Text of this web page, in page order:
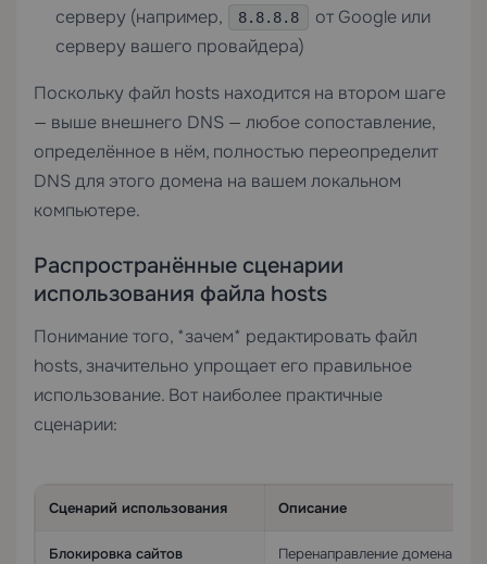
серверу (например,
8.8.8.8
от Google или
серверу вашего провайдера)
Поскольку файл hosts находится на втором шаге
— выше внешнего DNS — любое сопоставление,
определённое в нём, полностью переопределит
DNS для этого домена на вашем локальном
компьютере.
Распространённые сценарии
использования файла hosts
Понимание того, *зачем* редактировать файл
hosts, значительно упрощает его правильное
использование. Вот наиболее практичные
сценарии:
Сценарий использования Описание
Блокировка сайтов
Перенаправление домена на